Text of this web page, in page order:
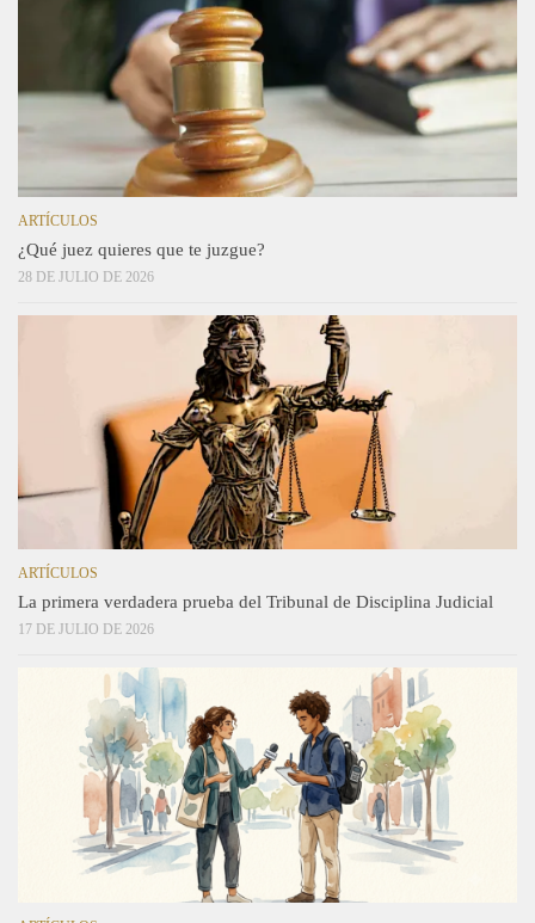
ARTÍCULOS
¿Qué juez quieres que te juzgue?
28 DE JULIO DE 2026
ARTÍCULOS
La primera verdadera prueba del Tribunal de Disciplina Judicial
17 DE JULIO DE 2026